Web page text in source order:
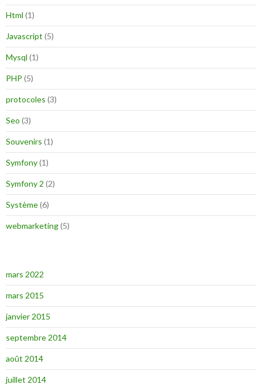
Html (1)
Javascript (5)
Mysql (1)
PHP (5)
protocoles (3)
Seo (3)
Souvenirs (1)
Symfony(1)
Symfony 2 (2)
Système(6)
webmarketing(5)
mars 2022
mars 2015
janvier 2015
septembre 2014
août 2014
juillet 2014